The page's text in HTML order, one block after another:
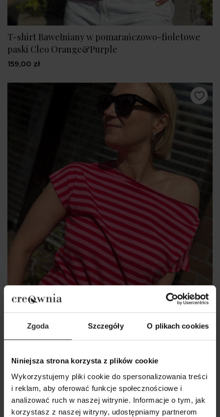
Zgoda Szczegóły O plikach cookies
Niniejsza strona korzysta z plików cookie
Wykorzystujemy pliki cookie do spersonalizowania treści
i reklam, aby oferować funkcje społecznościowe i
analizować ruch w naszej witrynie. Informacje o tym, jak
korzystasz z naszej witryny, udostępniamy partnerom
T-shirt Bawełniany w pomarańczowo-fioletowe
paski Cleo Orange&Purple
159,00 zł
Bawełniany T-shirt w paski w kolorze różowym
Cleo Red&Pink
159,00 zł